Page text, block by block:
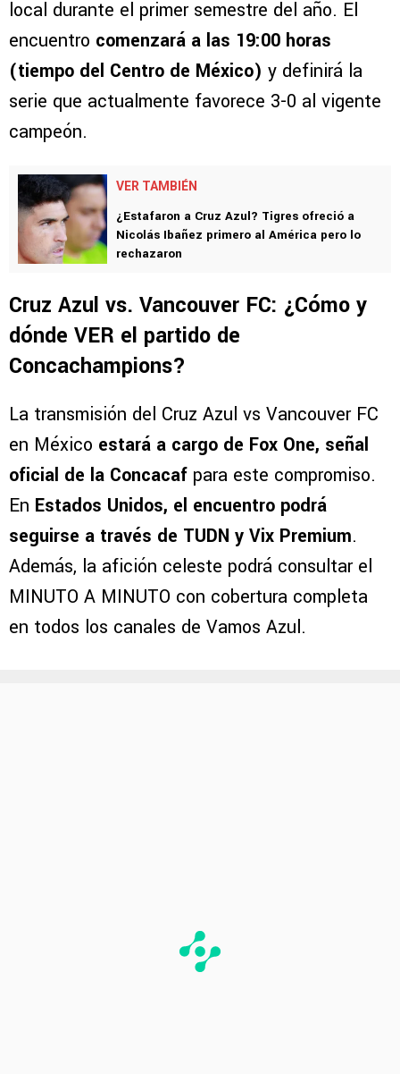
local durante el primer semestre del año. El
encuentro comenzará a las 19:00 horas
(tiempo del Centro de México) y definirá la
serie que actualmente favorece 3-0 al vigente
campeón.
VER TAMBIÉN
¿Estafaron a Cruz Azul? Tigres ofreció a
Nicolás Ibañez primero al América pero lo
rechazaron
Cruz Azul vs. Vancouver FC: ¿Cómo y
dónde VER el partido de
Concachampions?
La transmisión del Cruz Azul vs Vancouver FC
en México estará a cargo de Fox One, señal
oficial de la Concacaf para este compromiso.
En Estados Unidos, el encuentro podrá
seguirse a través de TUDN y Vix Premium.
Además, la afición celeste podrá consultar el
MINUTO A MINUTO con cobertura completa
en todos los canales de Vamos Azul.